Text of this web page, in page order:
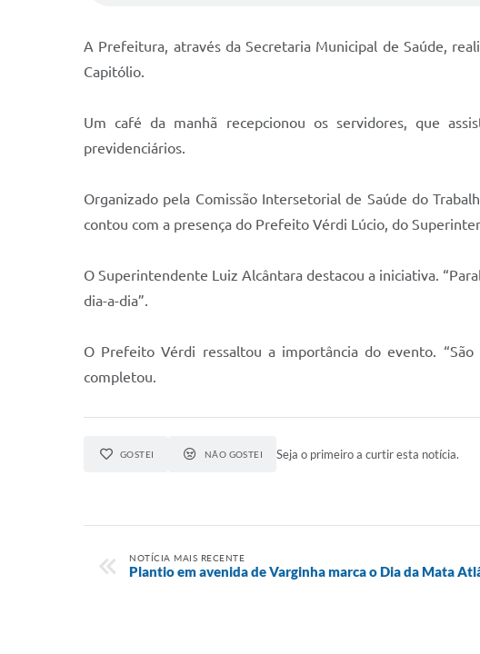
A Prefeitura, através da Secretaria Municipal de Saúde,
Capitólio.
Um café da manhã recepcionou os servidores, que
previdenciários.
Organizado pela Comissão Intersetorial de Saúde do
contou com a presença do Prefeito Vérdi Lúcio, do
O Superintendente Luiz Alcântara destacou a iniciativa.
dia-a-dia”.
O Prefeito Vérdi ressaltou a importância do evento.
completou.
GOSTEI NÃO GOSTEI Seja o primeiro a curtir esta notícia.
NOTÍCIA MAIS RECENTE
Plantio em avenida de Varginha marca o Dia da Mata